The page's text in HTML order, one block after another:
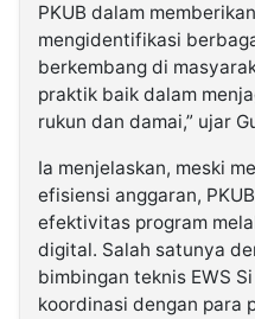
PKUB dalam
mengidentifikasi
berkembang di
praktik baik dalam
rukun dan damai,” ujar
Ia menjelaskan, meski
efisiensi anggaran,
efektivitas program
digital. Salah satunya
bimbingan teknis EWS
koordinasi dengan para